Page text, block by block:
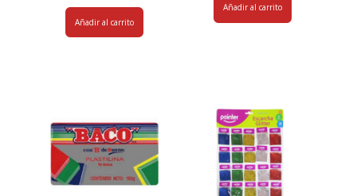
Añadir al carrito
Añadir al carrito